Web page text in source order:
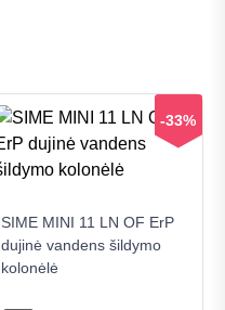
-33%
SIME MINI 11 LN OF ErP
dujinė vandens šildymo
kolonėlė